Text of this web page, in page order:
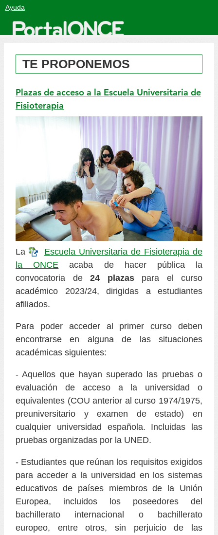
Ayuda
TE PROPONEMOS
Plazas de acceso a la Escuela Universitaria de
Fisioterapia
La
Escuela Universitaria de Fisioterapia de
la ONCE acaba de hacer pública la
convocatoria de 24 plazaspara el curso
académico 2023/24, dirigidas a estudiantes
afiliados.
Para poder acceder al primer curso deben
encontrarse en alguna de las situaciones
académicas siguientes:
- Aquellos que hayan superado las pruebas o
evaluación de acceso a la universidad o
equivalentes (COU anterior al curso 1974/1975,
preuniversitario y examen de estado) en
cualquier universidad española. Incluidas las
pruebas organizadas por la UNED.
- Estudiantes que reúnan los requisitos exigidos
para acceder a la universidad en los sistemas
educativos de países miembros de la Unión
Europea, incluidos los poseedores del
bachillerato internacional o bachillerato
europeo, entre otros, sin perjuicio de las